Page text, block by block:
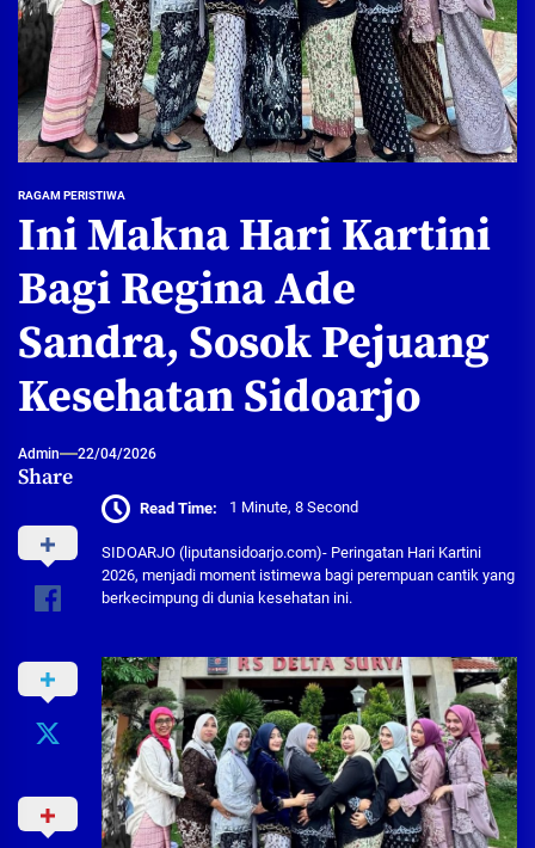
RAGAM PERISTIWA
Ini Makna Hari Kartini
Bagi Regina Ade
Sandra, Sosok Pejuang
Kesehatan Sidoarjo
Admin 22/04/2026
Share
Read Time: 1 Minute, 8 Second
SIDOARJO (liputansidoarjo.com)- Peringatan Hari Kartini
2026, menjadi moment istimewa bagi perempuan cantik yang
berkecimpung di dunia kesehatan ini.